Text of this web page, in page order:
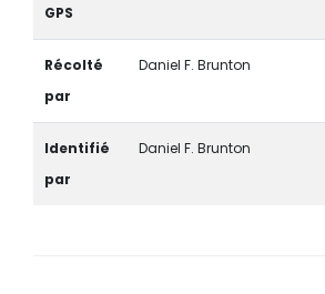
GPS
Récolté
par
Daniel F. Brunton
Identifié
par
Daniel F. Brunton